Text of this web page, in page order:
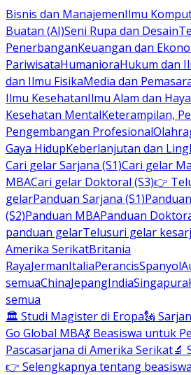
Bisnis dan ManajemenIlmu
Buatan (AI)Seni Rupa dan Desain
PenerbanganKeuangan dan
PariwisataHumanioraHukum dan
dan Ilmu FisikaMedia dan
Ilmu KesehatanIlmu Alam dan
Kesehatan MentalKeterampilan,
Pengembangan Profesional
Gaya HidupKeberlanjutan dan
Cari gelar Sarjana (S1)Cari gelar
MBACari gelar Doktoral (S3)👉
gelarPanduan Sarjana (S1)
(S2)Panduan MBAPanduan
panduan gelarTelusuri gelar
Amerika SerikatBritania
RayaJermanItaliaPerancisSpanyol
semuaChinaJepangIndiaSingapura
semua
🏛 Studi Magister di Eropa🗽
Go Global MBA💃 Beasiswa untuk
Pascasarjana di Amerika Serikat🔬
👉 Selengkapnya tentang